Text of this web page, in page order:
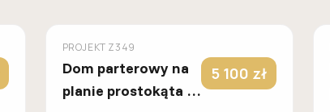
Z500
PROJEKT Z349
Dom parterowy na
planie prostokąta z
5 100 zł